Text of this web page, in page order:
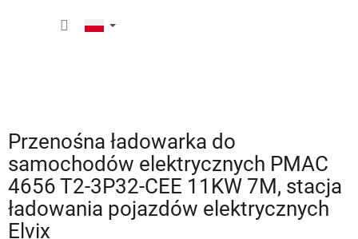
Przenośna ładowarka do
samochodów elektrycznych PMAC
4656 T2-3P32-CEE 11KW 7M, stacja
ładowania pojazdów elektrycznych
Elvix